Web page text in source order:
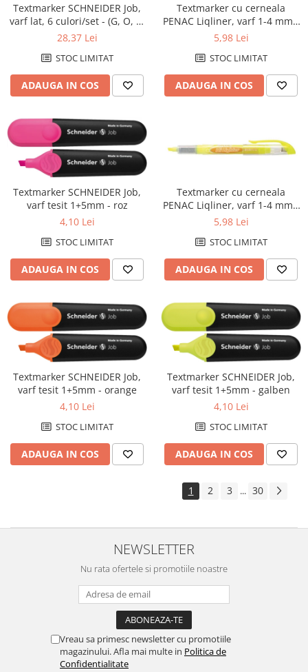
Textmarker SCHNEIDER Job,
varf lat, 6 culori/set - (G, O, V,
R, A, R)
28,37 Lei
STOC LIMITAT
ADAUGA IN COS
Textmarker cu cerneala
PENAC Liqliner, varf 1-4 mm -
orange
5,98 Lei
STOC LIMITAT
ADAUGA IN COS
Textmarker SCHNEIDER Job,
varf tesit 1+5mm - roz
4,10 Lei
STOC LIMITAT
ADAUGA IN COS
Textmarker cu cerneala
PENAC Liqliner, varf 1-4 mm -
galben
5,98 Lei
STOC LIMITAT
ADAUGA IN COS
Textmarker SCHNEIDER Job,
varf tesit 1+5mm - orange
4,10 Lei
STOC LIMITAT
ADAUGA IN COS
Textmarker SCHNEIDER Job,
varf tesit 1+5mm - galben
4,10 Lei
STOC LIMITAT
ADAUGA IN COS
1 2 3 ... 30
NEWSLETTER
Nu rata ofertele si promotiile noastre
Vreau sa primesc newsletter cu promotiile
magazinului. Afla mai multe in Politica de
Confidentialitate